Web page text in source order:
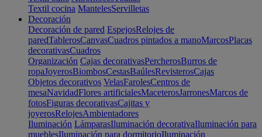
Textil cocina MantelesServilletas
Decoración
Decoración de pared EspejosRelojes de
paredTablerosCanvasCuadros pintados a manoMarcosPlacas
decorativasCuadros
Organización Cajas decorativasPercherosBurros de
ropaJoyerosBiombosCestasBaúlesRevisterosCajas
Objetos decorativos VelasFarolesCentros de
mesaNavidadFlores artificialesMaceterosJarronesMarcos de
fotosFiguras decorativasCajitas y
joyerosRelojesAmbientadores
Iluminación LámparasIluminación decorativaIluminación para
mueblesIluminación para dormitorioIluminación